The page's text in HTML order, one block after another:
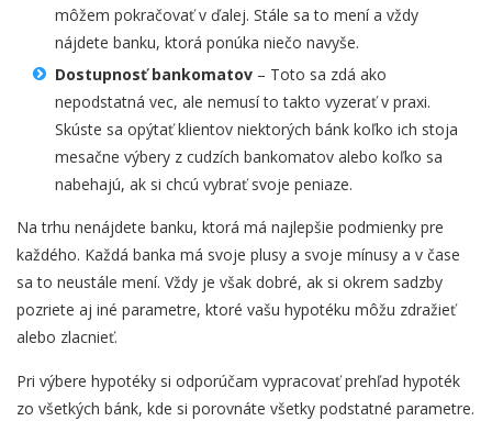
môžem pokračovať v ďalej. Stále sa to mení a vždy
nájdete banku, ktorá ponúka niečo navyše.
Dostupnosť bankomatov – Toto sa zdá ako
nepodstatná vec, ale nemusí to takto vyzerať v praxi.
Skúste sa opýtať klientov niektorých bánk koľko ich stoja
mesačne výbery z cudzích bankomatov alebo koľko sa
nabehajú, ak si chcú vybrať svoje peniaze.
Na trhu nenájdete banku, ktorá má najlepšie podmienky pre
každého. Každá banka má svoje plusy a svoje mínusy a v čase
sa to neustále mení. Vždy je však dobré, ak si okrem sadzby
pozriete aj iné parametre, ktoré vašu hypotéku môžu zdražieť
alebo zlacnieť.
Pri výbere hypotéky si odporúčam vypracovať prehľad hypoték
zo všetkých bánk, kde si porovnáte všetky podstatné parametre.